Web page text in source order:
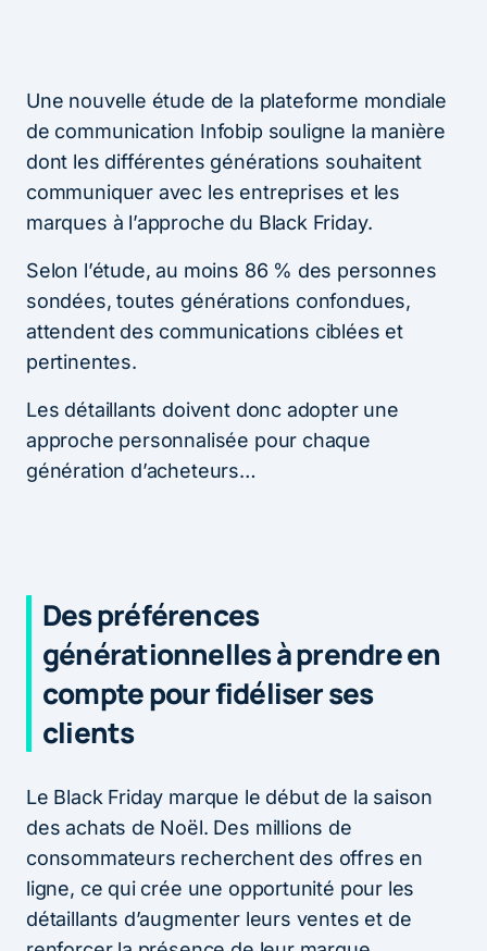
Une nouvelle étude de la plateforme mondiale
de communication Infobip souligne la manière
dont les différentes générations souhaitent
communiquer avec les entreprises et les
marques à l’approche du Black Friday.
Selon l’étude, au moins 86 % des personnes
sondées, toutes générations confondues,
attendent des communications ciblées et
pertinentes.
Les détaillants doivent donc adopter une
approche personnalisée pour chaque
génération d’acheteurs…
Des préférences
générationnelles à prendre en
compte pour fidéliser ses
clients
Le Black Friday marque le début de la saison
des achats de Noël. Des millions de
consommateurs recherchent des offres en
ligne, ce qui crée une opportunité pour les
détaillants d’augmenter leurs ventes et de